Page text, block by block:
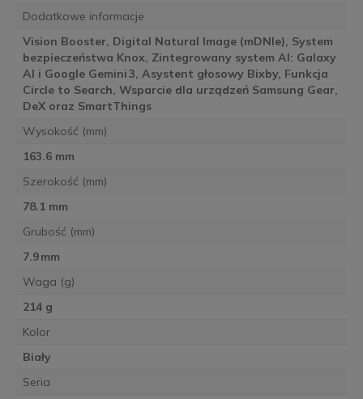
Dodatkowe informacje
Vision Booster, Digital Natural Image (mDNIe), System
bezpieczeństwa Knox, Zintegrowany system AI: Galaxy
AI i Google Gemini 3, Asystent głosowy Bixby, Funkcja
Circle to Search, Wsparcie dla urządzeń Samsung Gear,
DeX oraz SmartThings
Wysokość (mm)
163.6 mm
Szerokość (mm)
78.1 mm
Grubość (mm)
7.9 mm
Waga (g)
214 g
Kolor
Biały
Seria